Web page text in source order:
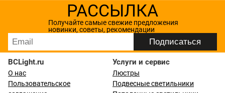
РАССЫЛКА
Получайте самые свежие предложения
новинки, советы, рекомендации
BCLight.ru
О нас
Пользовательское
Услуги и сервис
Люстры
Подвесные светильники